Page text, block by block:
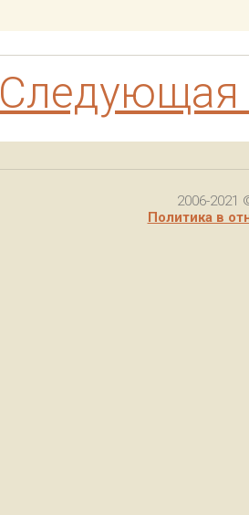
Следующая
2006-2021
Политика в